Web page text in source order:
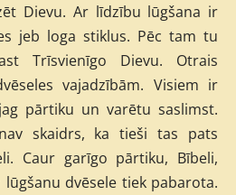
Dievu. Ar līdzību lūgšana ir
jeb loga stiklus. Pēc tam tu
Trīsvienīgo Dievu. Otrais
vajadzībām. Visiem ir
pārtiku un varētu saslimst.
skaidrs, ka tieši tas pats
Caur garīgo pārtiku, Bībeli,
dvēsele tiek pabarota.